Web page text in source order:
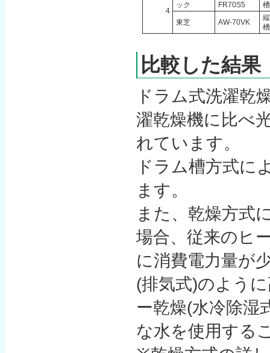
4
ック
FR70S5
槽
東芝 AW-70VK
槽
比較した結果
ドラム式洗濯乾
濯乾燥機に比べ
れています。
ドラム槽方式に
ます。
また、乾燥方式
場合、従来のヒ
に消費電力量が
(排気式)のよう
ー乾燥(水冷除湿
な水を使用する